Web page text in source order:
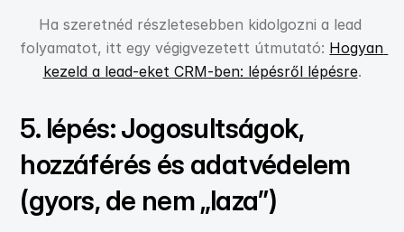
Ha szeretnéd részletesebben kidolgozni a lead
folyamatot, itt egy végigvezetett útmutató: Hogyan
kezeld a lead-eket CRM-ben: lépésről lépésre.
5. lépés: Jogosultságok,
hozzáférés és adatvédelem
(gyors, de nem „laza”)